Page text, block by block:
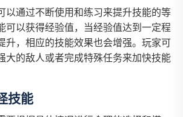
以通过不断使用和练习来提升技能的等
可以获得经验值，当经验值达到一定程
升，相应的技能效果也会增强。玩家可
大的敌人或者完成特殊任务来加快技能
技能